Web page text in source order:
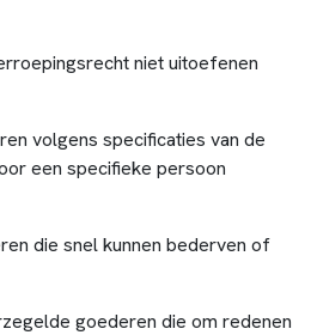
niet uitoefenen
volgens specificaties van de
een specifieke persoon
die snel kunnen bederven of
goederen die om redenen